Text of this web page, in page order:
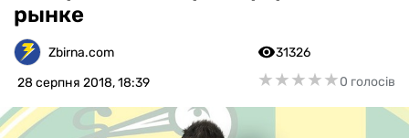
РІЗНЕ
БУКМЕКЕРИ
рынке
Zbirna.com
28 серпня 2018, 18:39
31326
★★★★★
★★★★★0 голосів